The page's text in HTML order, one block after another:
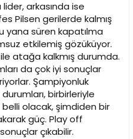
arkasında ise
Pilsen gerilerde kalmış
yana süren kapatılma
etkilemiş gözüküyor.
atağa kalkmış durumda.
da çok iyi sonuçlar
Şampiyonluk
birbirleriyle
belli olacak, şimdiden bir
güç. Play off
çıkabilir.